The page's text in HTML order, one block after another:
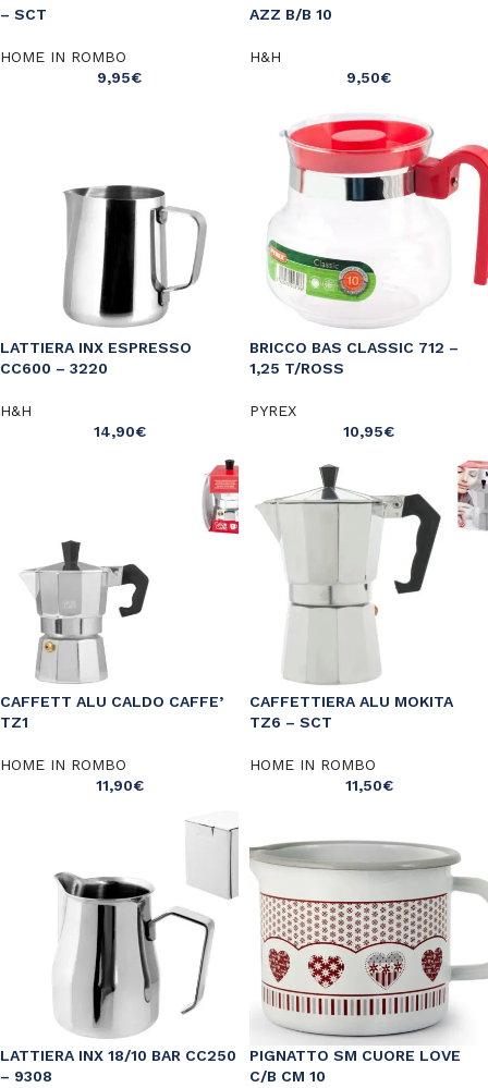
– SCT
HOME IN ROMBO
9,95€
AZZ B/B 10
H&H
9,50€
LATTIERA INX ESPRESSO
CC600 – 3220
H&H
14,90€
BRICCO BAS CLASSIC 712 –
1,25 T/ROSS
PYREX
10,95€
CAFFETT ALU CALDO CAFFE’
TZ1
HOME IN ROMBO
11,90€
CAFFETTIERA ALU MOKITA
TZ6 – SCT
HOME IN ROMBO
11,50€
LATTIERA INX 18/10 BAR CC250
– 9308
PIGNATTO SM CUORE LOVE
C/B CM 10